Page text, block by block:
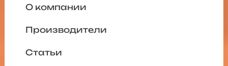
О компании
Производители
Статьи